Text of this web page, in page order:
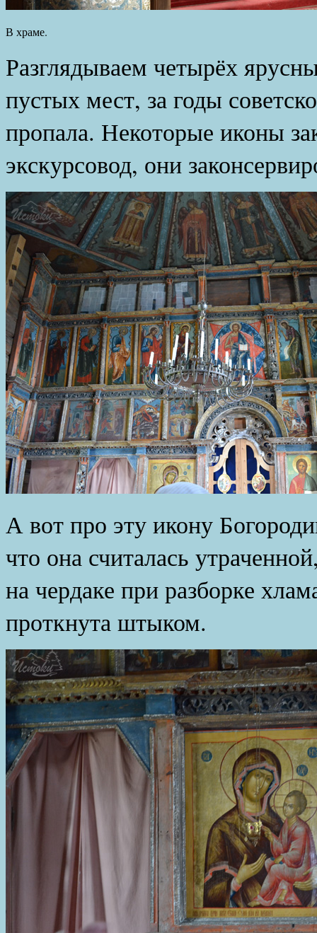
В храме.
Разглядываем четырёх
пустых мест, за годы
пропала. Некоторые иконы
экскурсовод, они
А вот про эту икону
что она считалась
на чердаке при разборке
проткнута штыком.